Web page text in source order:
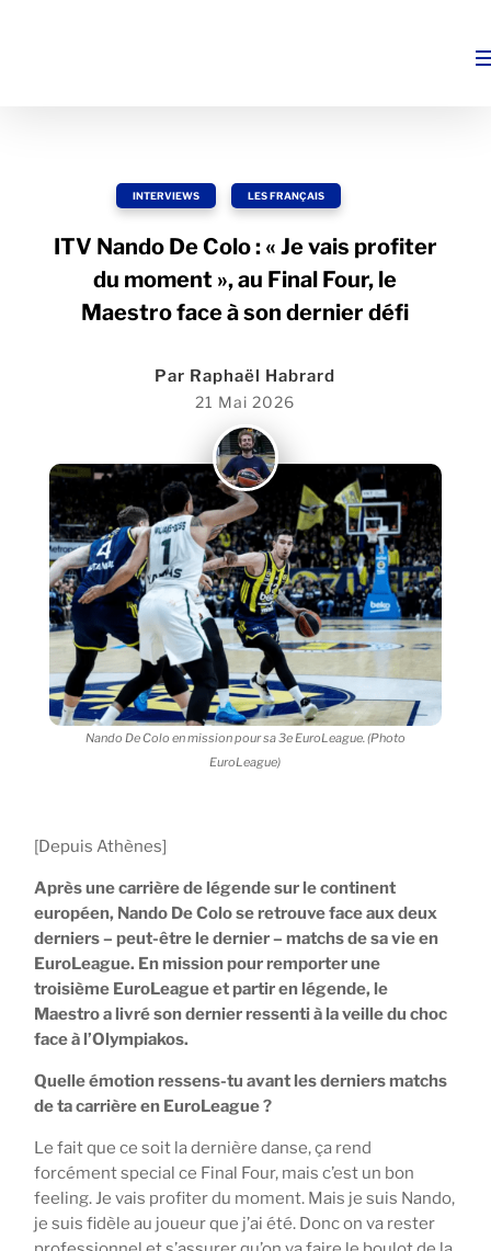
INTERVIEWS LES FRANÇAIS
ITV Nando De Colo : « Je vais profiter
du moment », au Final Four, le
Maestro face à son dernier défi
Par Raphaël Habrard
21 Mai 2026
Nando De Colo en mission pour sa 3e EuroLeague. (Photo
EuroLeague)
[Depuis Athènes]
Après une carrière de légende sur le continent
européen, Nando De Colo se retrouve face aux deux
derniers – peut-être le dernier – matchs de sa vie en
EuroLeague. En mission pour remporter une
troisième EuroLeague et partir en légende, le
Maestro a livré son dernier ressenti à la veille du choc
face à l’Olympiakos.
Quelle émotion ressens-tu avant les derniers matchs
de ta carrière en EuroLeague ?
Le fait que ce soit la dernière danse, ça rend
forcément special ce Final Four, mais c’est un bon
feeling. Je vais profiter du moment. Mais je suis Nando,
je suis fidèle au joueur que j’ai été. Donc on va rester